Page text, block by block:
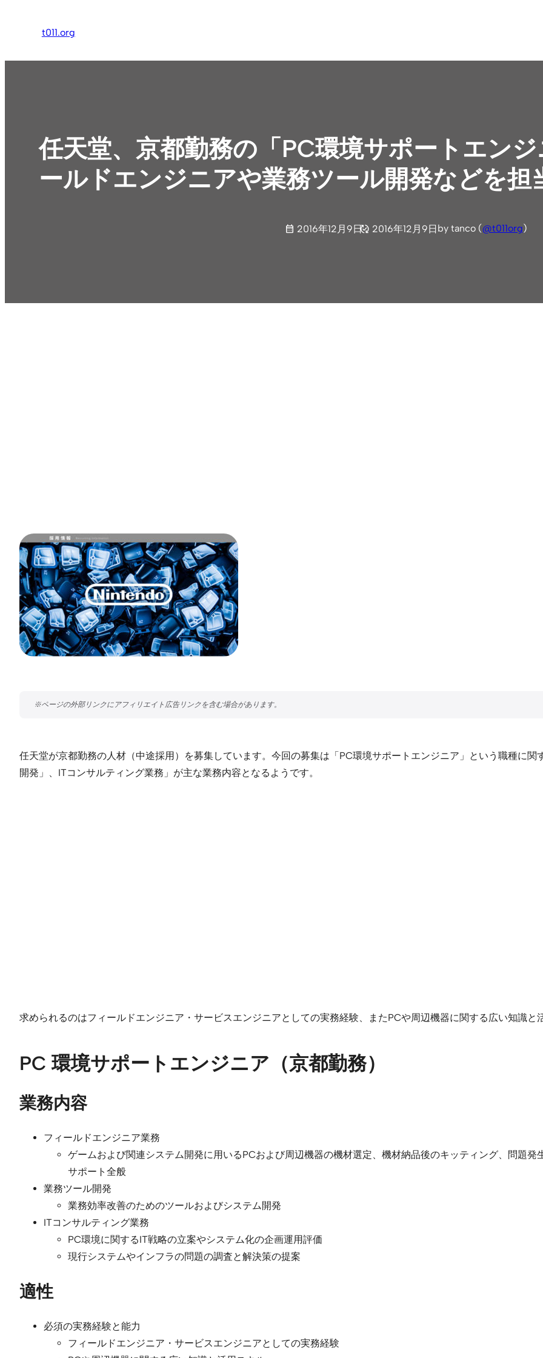
ス
t011.org
任天堂、京都勤務の「PC環境サポートエン
ールドエンジニアや業務ツール開発などを担
2016年12月9日 2016年12月9日 by tanco (@t011org)
任天堂が京都勤務の人材（中途採用）を募集しています。今回の募集は「PC環境サポートエンジニア」という職種に
開発」、ITコンサルティング業務」が主な業務内容となるようです。
求められるのはフィールドエンジニア・サービスエンジニアとしての実務経験、またPCや周辺機器に関する広い知識と
PC 環境サポートエンジニア（京都勤務）
業務内容
フィールドエンジニア業務
ゲームおよび関連システム開発に用いるPCおよび周辺機器の機材選定、機材納品後のキッティング、問題
サポート全般
業務ツール開発
業務効率改善のためのツールおよびシステム開発
ITコンサルティング業務
PC環境に関するIT戦略の立案やシステム化の企画運用評価
現行システムやインフラの問題の調査と解決策の提案
適性
必須の実務経験と能力
フィールドエンジニア・サービスエンジニアとしての実務経験